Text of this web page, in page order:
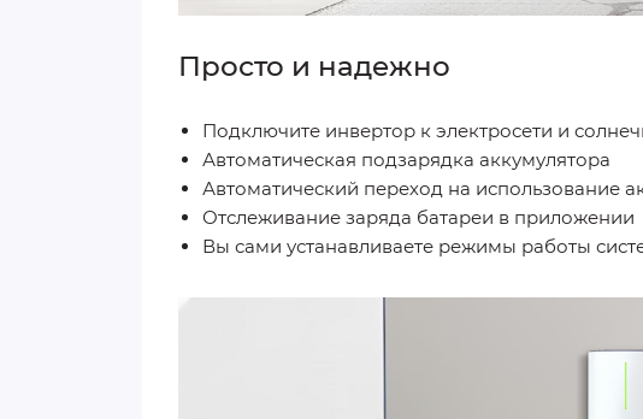
Просто и надежно
Подключите инвертор к электросети и
Автоматическая подзарядка аккумулятора
Автоматический переход на использование
Отслеживание заряда батареи в приложении
Вы сами устанавливаете режимы работы